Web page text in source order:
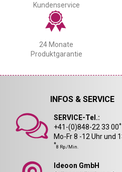
Kundenservice
24 Monate
Produktgarantie
INFOS & SERVICE
SERVICE-Tel.:
+41-(0)848-22 33 00*
Mo-Fr 8 -12 Uhr und
*8 Rp./Min.
Ideoon GmbH